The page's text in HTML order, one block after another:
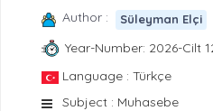
Author : Süleyman Elçi
Year-Number: 2026-Cilt
Language : Türkçe
Subject : Muhasebe